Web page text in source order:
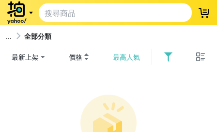
登
全部分類
最新上架 價格 最高人氣